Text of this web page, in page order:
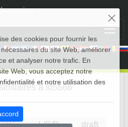
navires
à id5566
L/B/D
draft
des cookies pour fournir les
du site Web, améliorer
et analyser notre trafic. En
Web, vous acceptez notre
et notre utilisation des